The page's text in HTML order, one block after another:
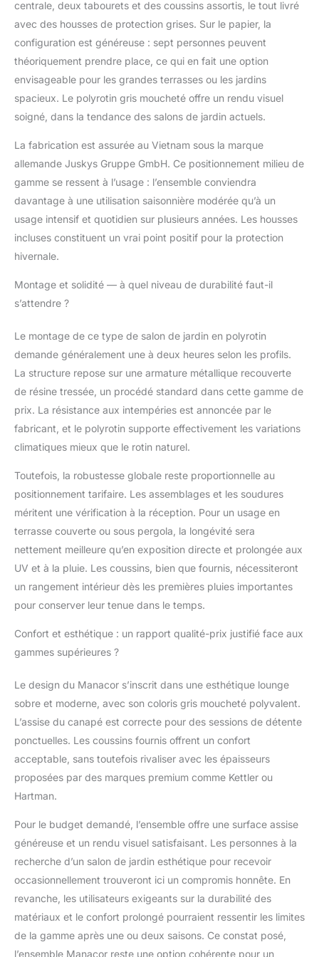
excellent confort
d'assise ; housses 100
% polyester ✅ Pratique:
de 116 x 66 x 66 cm
avec beaucoup
d'espace pour manger
en famille ; plateaux de
d'épaisseur facilement
amovibles et faciles à
nettoyer ; 2 tabourets
avec coussins d'assise
servent de repose-
pieds ou de places
assises
supplémentaires ✅
polyrattan tressé
rayons UV ; matériau
résistant à la déchirure
et indéformable tout en
permetant de s'asseoir
confortablement,
même sans coussin ✅
Construction stable:
entretoisée en forme
ces meubles de jardin
conservent leur
structure pendant de
nombreuses années,
tout en étant malgré
tout légers et faciles à
transporter
centrale, deux tabourets et des coussins assortis, le tout livré
avec des housses de protection grises. Sur le papier, la
configuration est généreuse : sept personnes peuvent
théoriquement prendre place, ce qui en fait une option
envisageable pour les grandes terrasses ou les jardins
spacieux. Le polyrotin gris moucheté offre un rendu visuel
soigné, dans la tendance des salons de jardin actuels.
La fabrication est assurée au Vietnam sous la marque
allemande Juskys Gruppe GmbH. Ce positionnement milieu de
gamme se ressent à l’usage : l’ensemble conviendra
davantage à une utilisation saisonnière modérée qu’à un
usage intensif et quotidien sur plusieurs années. Les housses
incluses constituent un vrai point positif pour la protection
hivernale.
Montage et solidité — à quel niveau de durabilité faut-il
s’attendre ?
Le montage de ce type de salon de jardin en polyrotin
demande généralement une à deux heures selon les profils.
La structure repose sur une armature métallique recouverte
de résine tressée, un procédé standard dans cette gamme de
prix. La résistance aux intempéries est annoncée par le
fabricant, et le polyrotin supporte effectivement les variations
climatiques mieux que le rotin naturel.
Toutefois, la robustesse globale reste proportionnelle au
positionnement tarifaire. Les assemblages et les soudures
méritent une vérification à la réception. Pour un usage en
terrasse couverte ou sous pergola, la longévité sera
nettement meilleure qu’en exposition directe et prolongée aux
UV et à la pluie. Les coussins, bien que fournis, nécessiteront
un rangement intérieur dès les premières pluies importantes
pour conserver leur tenue dans le temps.
Confort et esthétique : un rapport qualité-prix justifié face aux
gammes supérieures ?
Le design du Manacor s’inscrit dans une esthétique lounge
sobre et moderne, avec son coloris gris moucheté polyvalent.
L’assise du canapé est correcte pour des sessions de détente
ponctuelles. Les coussins fournis offrent un confort
acceptable, sans toutefois rivaliser avec les épaisseurs
proposées par des marques premium comme Kettler ou
Hartman.
Pour le budget demandé, l’ensemble offre une surface assise
généreuse et un rendu visuel satisfaisant. Les personnes à la
recherche d’un salon de jardin esthétique pour recevoir
occasionnellement trouveront ici un compromis honnête. En
revanche, les utilisateurs exigeants sur la durabilité des
matériaux et le confort prolongé pourraient ressentir les limites
de la gamme après une ou deux saisons. Ce constat posé,
l’ensemble Manacor reste une option cohérente pour un